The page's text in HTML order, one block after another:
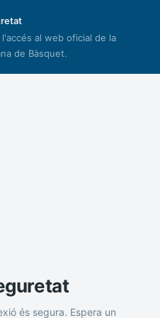
al web oficial de la
de Bàsquet.
és segura. Espera un